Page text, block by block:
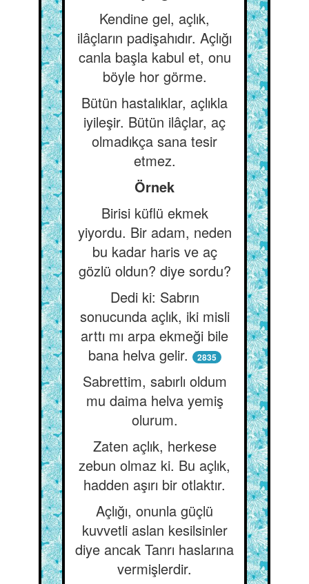
Kendine gel, açlık,
ilâçların padişahıdır. Açlığı
canla başla kabul et, onu
böyle hor görme.
Bütün hastalıklar, açlıkla
iyileşir. Bütün ilâçlar, aç
olmadıkça sana tesir
etmez.
Örnek
Birisi küflü ekmek
yiyordu. Bir adam, neden
bu kadar haris ve aç
gözlü oldun? diye sordu?
Dedi ki: Sabrın
sonucunda açlık, iki misli
arttı mı arpa ekmeği bile
bana helva gelir.
2835
Sabrettim, sabırlı oldum
mu daima helva yemiş
olurum.
Zaten açlık, herkese
zebun olmaz ki. Bu açlık,
hadden aşırı bir otlaktır.
Açlığı, onunla güçlü
kuvvetli aslan kesilsinler
diye ancak Tanrı haslarına
vermişlerdir.